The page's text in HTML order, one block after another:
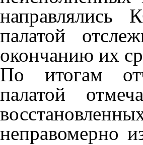
направлялись
палатой
окончанию их
По итогам
палатой
неправомерно